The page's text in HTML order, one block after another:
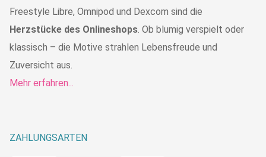
Freestyle Libre, Omnipod und Dexcom sind die
Herzstücke des Onlineshops . Ob blumig verspielt oder
klassisch – die Motive strahlen Lebensfreude und
Zuversicht aus.
Mehr erfahren...
ZAHLUNGSARTEN